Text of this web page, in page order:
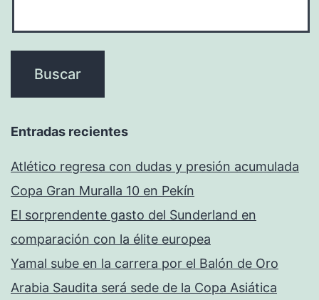
Entradas recientes
Atlético regresa con dudas y presión acumulada
Copa Gran Muralla 10 en Pekín
El sorprendente gasto del Sunderland en
comparación con la élite europea
Yamal sube en la carrera por el Balón de Oro
Arabia Saudita será sede de la Copa Asiática